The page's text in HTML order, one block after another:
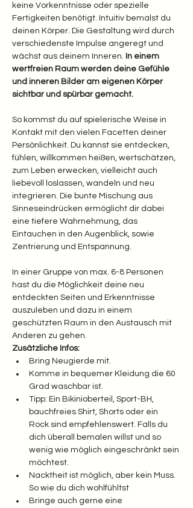
keine Vorkenntnisse oder spezielle
Fertigkeiten benötigt. Intuitiv bemalst du
deinen Körper. Die Gestaltung wird durch
verschiedenste Impulse angeregt und
wächst aus deinem Inneren. In einem
wertfreien Raum werden deine Gefühle
und inneren Bilder am eigenen Körper
sichtbar und spürbar gemacht.
So kommst du auf spielerische Weise in
Kontakt mit den vielen Facetten deiner
Persönlichkeit. Du kannst sie entdecken,
fühlen, willkommen heißen, wertschätzen,
zum Leben erwecken, vielleicht auch
liebevoll loslassen, wandeln und neu
integrieren. Die bunte Mischung aus
Sinneseindrücken ermöglicht dir dabei
eine tiefere Wahrnehmung, das
Eintauchen in den Augenblick, sowie
Zentrierung und Entspannung.
In einer Gruppe von max. 6-8 Personen
hast du die Möglichkeit deine neu
entdeckten Seiten und Erkenntnisse
auszuleben und dazu in einem
geschützten Raum in den Austausch mit
Anderen zu gehen.
Zusätzliche Infos:
Bring Neugierde mit.
Komme in bequemer Kleidung die 60
Grad waschbar ist.
Tipp: Ein Bikinioberteil, Sport-BH,
bauchfreies Shirt, Shorts oder ein
Rock sind empfehlenswert. Falls du
dich überall bemalen willst und so
wenig wie möglich eingeschränkt sein
möchtest.
Nacktheit ist möglich, aber kein Muss.
So wie du dich wohlfühltst
Bringe auch gerne eine